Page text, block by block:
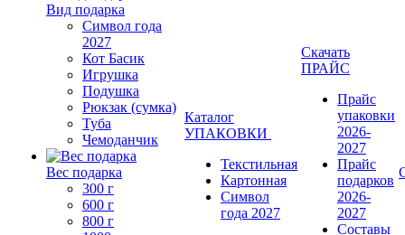
Вид подарка
Символ года
2027
Кот Басик
Игрушка
Подушка
Рюкзак (сумка)
Туба
Чемоданчик
Вес подарка
300 г
600 г
800 г
Каталог
УПАКОВКИ
Текстильная
Картонная
Символ
года 2027
Скачать
ПРАЙС
Прайс
упаковки
2026-
2027
Прайс
подарков
2026-
2027
Составы